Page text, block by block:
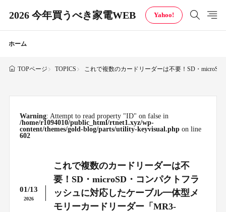
2026 今年買うべき家電WEB Yahoo!
ホーム
TOPページ TOPICS これで複数のカードリーダーは不要！SD・
Warning: Attempt to read property "ID" on false in
/home/r1094010/public_html/rtnet1.xyz/wp-
content/themes/gold-blog/parts/utility-keyvisual.phpon line
602
01/13
2026
これで複数のカードリーダーは不
要！SD・microSD・コンパクトフラ
ッシュに対応したケーブル一体型メ
モリーカードリーダー「MR3-